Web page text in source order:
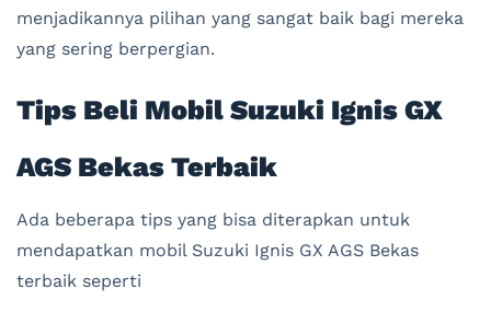
menjadikannya pilihan yang sangat baik bagi mereka
yang sering berpergian.
Tips Beli Mobil Suzuki Ignis GX
AGS Bekas Terbaik
Ada beberapa tips yang bisa diterapkan untuk
mendapatkan mobil Suzuki Ignis GX AGS Bekas
terbaik seperti